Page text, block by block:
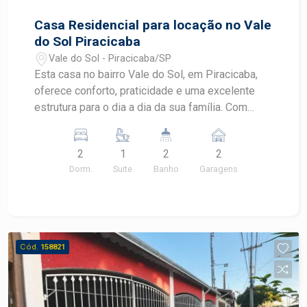
Casa Residencial para locação no Vale
do Sol Piracicaba
Vale do Sol - Piracicaba/SP
Esta casa no bairro Vale do Sol, em Piracicaba,
oferece conforto, praticidade e uma excelente
estrutura para o dia a dia da sua família. Com
fácil acesso aos principais serviços da região, é
uma ótima opção para quem busca qualidade de
vida em uma localização tranquila.
privativa - Portão eletrônico - Imóvel funcional e
aconchegante - Área construída de 150 m² -
Terreno com 227.45 m² DIFERENCIAIS DO
IMÓVEL - Piscina para momentos de lazer e
2
Dorm.
1
Suite
2
Banho
2
Garagens
Cód. 158821